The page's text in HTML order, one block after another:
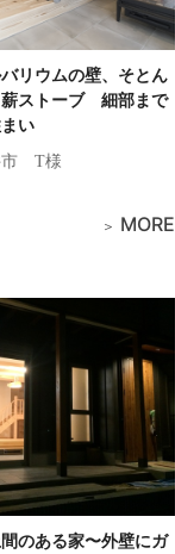
リウムの壁、そとん
薪ストーブ 細部まで
い
T様
MORE
のある家〜外壁にガ